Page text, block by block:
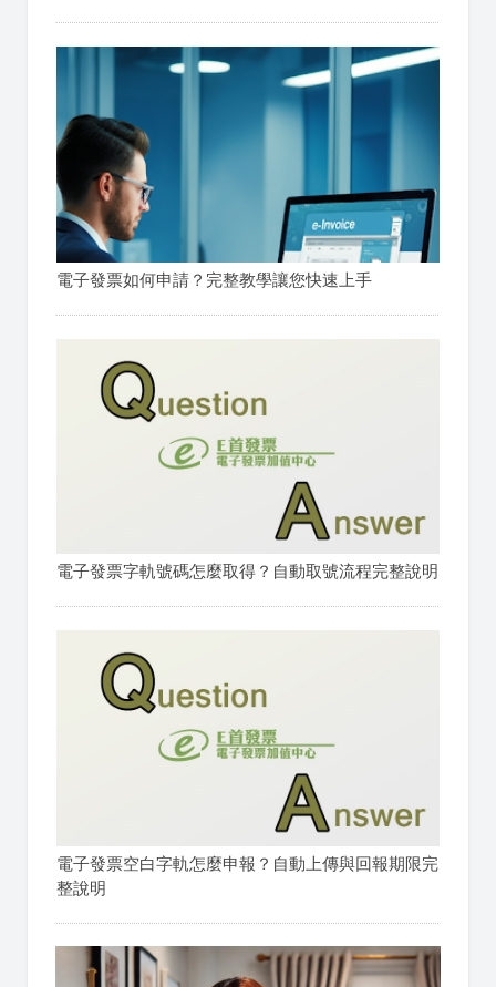
電子發票如何申請？完整教學讓您快速上手
電子發票字軌號碼怎麼取得？自動取號流程完整說明
電子發票空白字軌怎麼申報？自動上傳與回報期限完
整說明